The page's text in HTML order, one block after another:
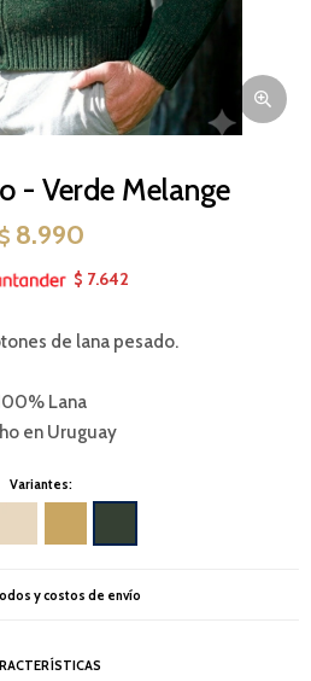
- Verde Melange
$ 8.990
$ 7.642
de lana pesado.
Lana
en Uruguay
Variantes:
y costos de envío